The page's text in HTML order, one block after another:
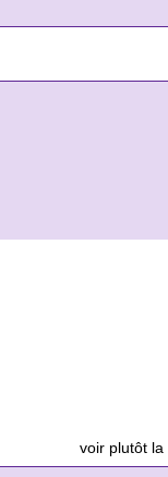
voir plutôt la